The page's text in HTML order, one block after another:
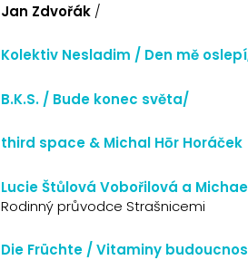
Jan Zdvořák /
Kolektiv Nesladim / Den mě
B.K.S. / Bude konec světa/
third space & Michal Hōr Horáček
Lucie Štůlová Vobořilová a
Rodinný průvodce Strašnicemi
Die Früchte / Vitaminy